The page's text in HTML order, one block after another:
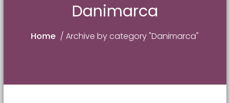
Danimarca
Home /Archive by category "Danimarca"